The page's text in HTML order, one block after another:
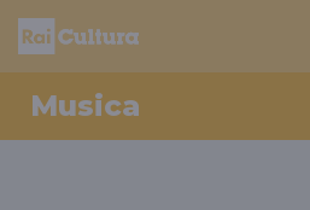
Musica